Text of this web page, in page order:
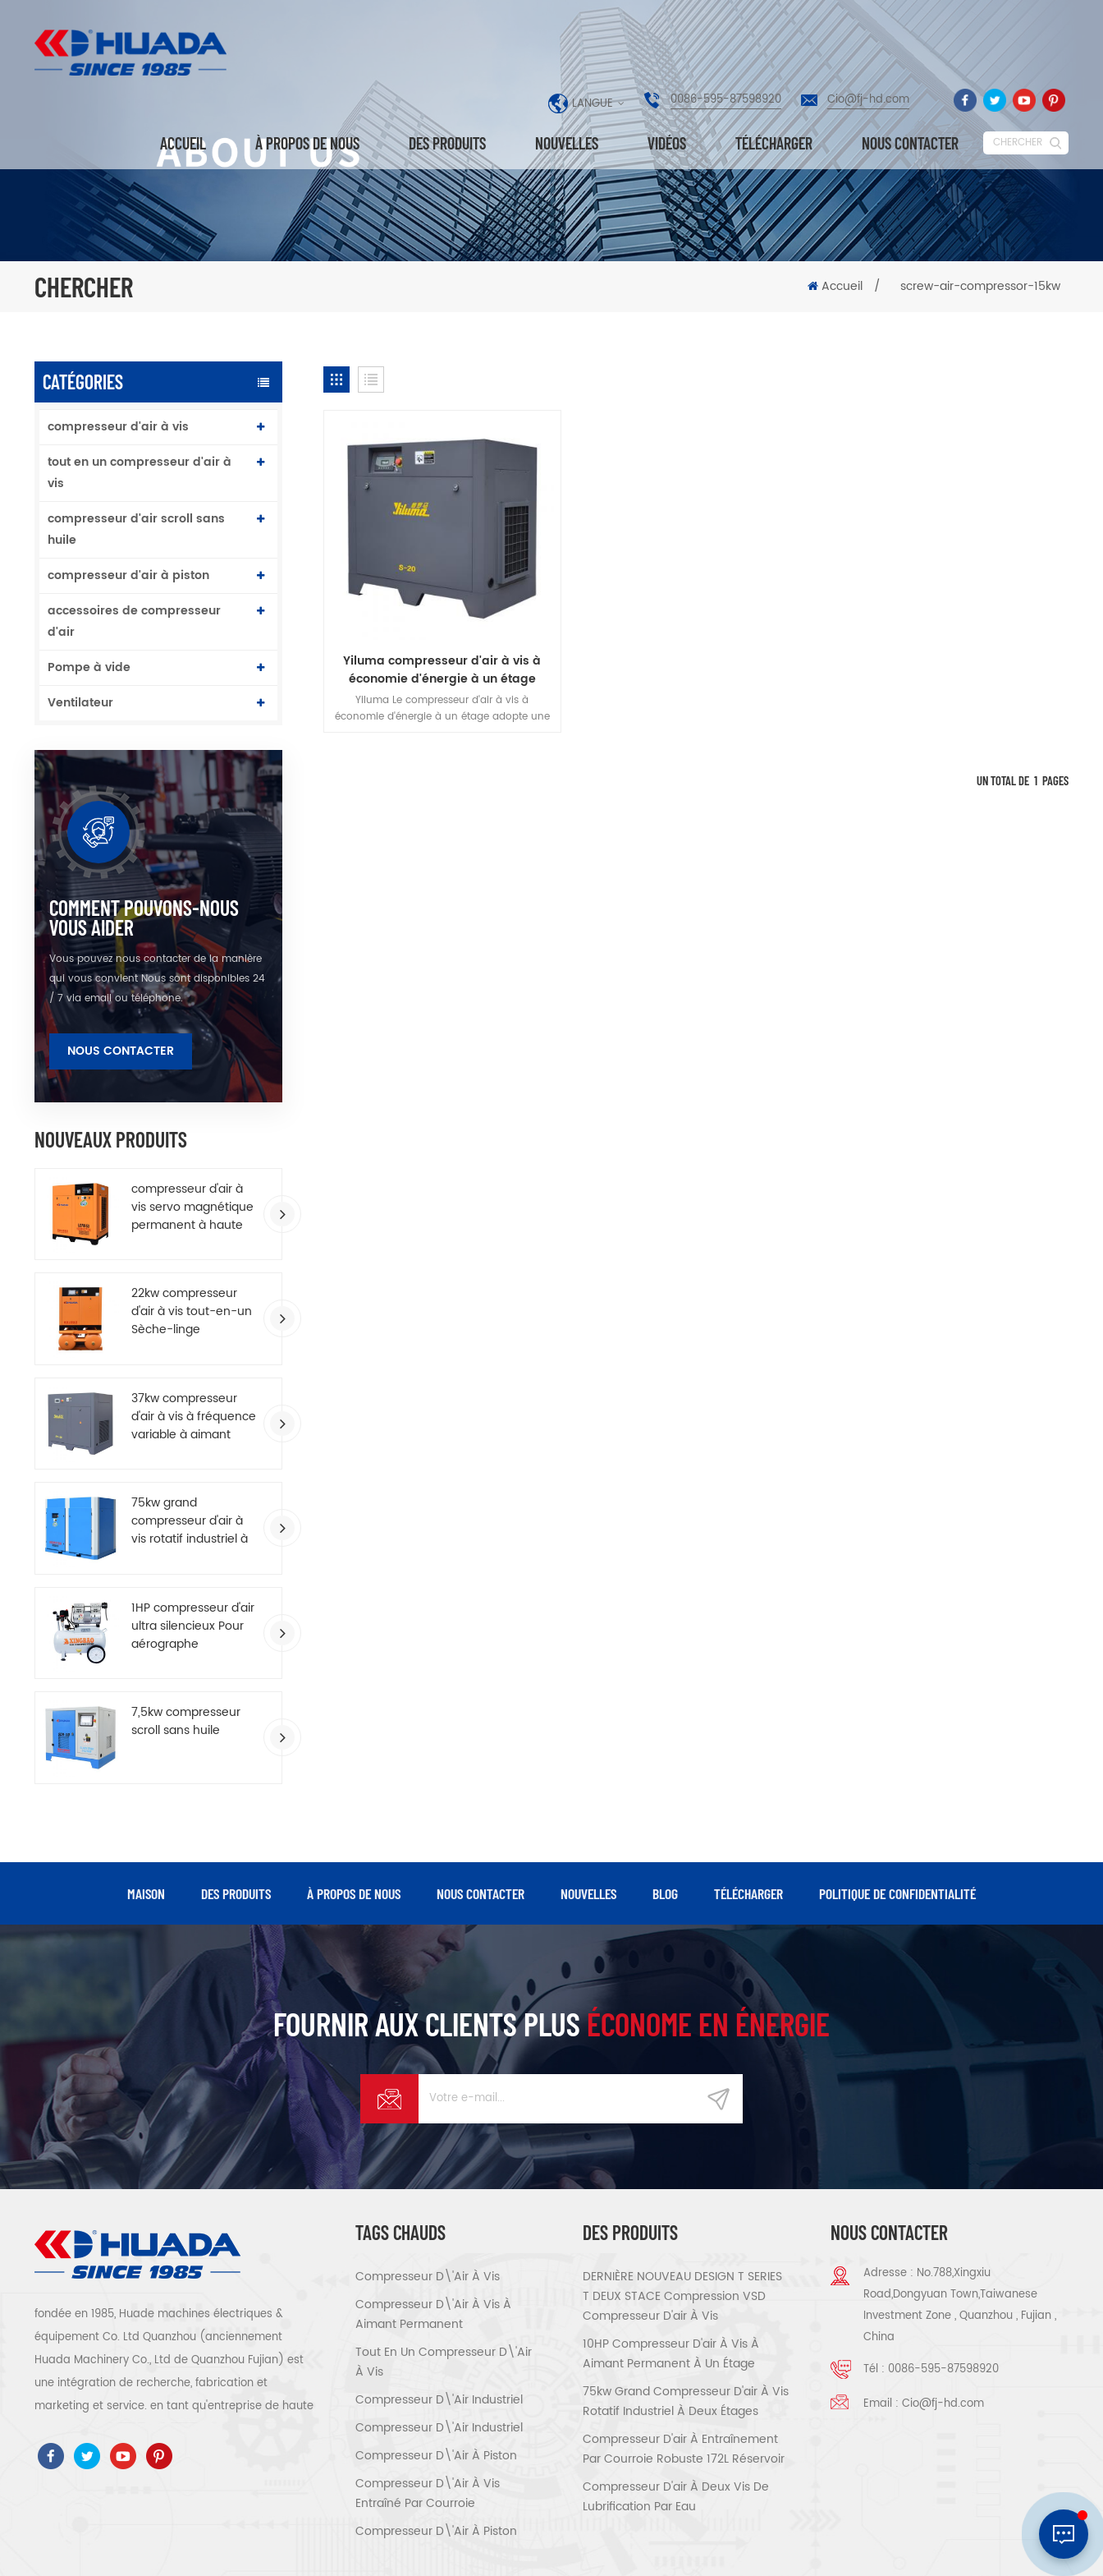
LANGUE 0086-595-87598920 Cio@fj-hd.com
ACCUEIL À PROPOS DE NOUS DES PRODUITS NOUVELLES VIDÉOS TÉLÉCHARGER NOUS CONTACTER CHERCHER
CHERCHER Accueil / screw-air-compressor-15kw
CATÉGORIES
compresseur d'air à vis
tout en un compresseur d'air à
vis
compresseur d'air scroll sans
huile
compresseur d'air à piston
accessoires de compresseur
d'air
Pompe à vide
Ventilateur
COMMENT POUVONS-NOUS
VOUS AIDER
Vous pouvez nous contacter de la manière
qui vous convient Nous sont disponibles 24
/ 7 via email ou téléphone.
NOUS CONTACTER
NOUVEAUX PRODUITS
compresseur d'air à
vis servo magnétique
permanent à haute
22kw compresseur
d'air à vis tout-en-un
Sèche-linge
37kw compresseur
d'air à vis à fréquence
variable à aimant
75kw grand
compresseur d'air à
vis rotatif industriel à
1HP compresseur d'air
ultra silencieux Pour
aérographe
7,5kw compresseur
scroll sans huile
Yiluma compresseur d'air à vis à
économie d'énergie à un étage
Yiluma Le compresseur d'air à vis à
économie d'énergie à un étage adopte une
UN TOTAL DE 1 PAGES
MAISON DES PRODUITS À PROPOS DE NOUS NOUS CONTACTER NOUVELLES BLOG TÉLÉCHARGER POLITIQUE DE CONFIDENTIALITÉ
FOURNIR AUX CLIENTS PLUSÉCONOME EN ÉNERGIE
fondée en 1985, Huade machines électriques &
équipement Co. Ltd Quanzhou (anciennement
Huada Machinery Co., Ltd de Quanzhou Fujian) est
une intégration de recherche, fabrication et
marketing et service. en tant qu'entreprise de haute
ce 、 ROSH 、 ETL 、 CQC 、 certification de qualité
et de sécurité ccc, certification d'entreprise de
TAGS CHAUDS
Compresseur D\'air À Vis
Compresseur D\'air À Vis À
Aimant Permanent
Tout En Un Compresseur D\'air
À Vis
Compresseur D\'air Industriel
Compresseur D\'air Industriel
Compresseur D\'air À Piston
Compresseur D\'air À Vis
Entraîné Par Courroie
Compresseur D\'air À Piston
DES PRODUITS
DERNIÈRE NOUVEAU DESIGN T SERIES
T DEUX STACE Compression VSD
Compresseur D'air À Vis
10HP Compresseur D'air À Vis À
Aimant Permanent À Un Étage
75kw Grand Compresseur D'air À Vis
Rotatif Industriel À Deux Étages
Compresseur D'air À Entraînement
Par Courroie Robuste 172L Réservoir
Compresseur D'air À Deux Vis De
Lubrification Par Eau
NOUS CONTACTER
Adresse : No.788,Xingxiu
Road,Dongyuan Town,Taiwanese
Investment Zone , Quanzhou , Fujian ,
China
Tél : 0086-595-87598920
Email :Cio@fj-hd.com